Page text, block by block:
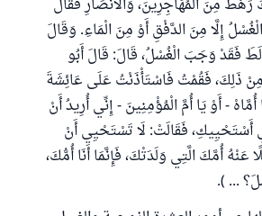
مِنَ الْمُهَاجِرِينَ، وَالْأَنْصَارِ فَقَالَ
إِلَّا مِنَ الدَّفْقِ أَوْ مِنَ الْمَاءِ. وَقَالَ
فَقَدْ وَجَبَ الْغُسْلُ، قَالَ: قَالَ أَبُو
ذَلِكَ، فَقُمْتُ فَاسْتَأْذَنْتُ عَلَى عَائِشَةَ
- أَوْ يَا أُمَّ الْمُؤْمِنِينَ - إِنِّي أُرِيدُ أَنْ
فَقَالَتْ: لَا تَسْتَحْيِي أَنْ
عَنْهُ أُمَّكَ الَّتِي وَلَدَتْكَ، فَإِنَّمَا أَنَا أُمُّكَ،
... ).